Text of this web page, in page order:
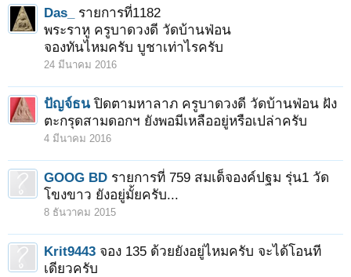
Das_
รายการที่1182
พระราหู ครูบาดวงดี วัดบ้านฟ่อน
จองทันไหมครับ บูชาเท่าไรครับ
24 มีนาคม 2016
ปัญจ์ธน ปิดตามหาลาภ ครูบาดวงดี วัดบ้านฟ่อน ฝัง
ตะกรุดสามดอกฯ ยังพอมีเหลืออยู่หรือเปล่าครับ
4 มีนาคม 2016
GOOG BD รายการที่ 759 สมเด็จองค์ปฐม รุ่น1 วัด
โขงขาว ยังอยู่มั้ยครับ...
8 ธันวาคม 2015
Krit9443 จอง 135 ด้วยยังอยู่ไหมครับ จะได้โอนที
เดียวครับ